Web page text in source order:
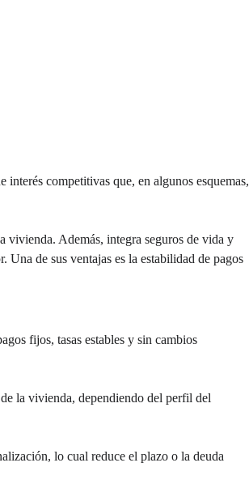
competitivas que, en algunos esquemas,
vivienda. Además, integra seguros de vida y
de sus ventajas es la estabilidad de pagos
fijos, tasas estables y sin cambios
la vivienda, dependiendo del perfil del
lo cual reduce el plazo o la deuda